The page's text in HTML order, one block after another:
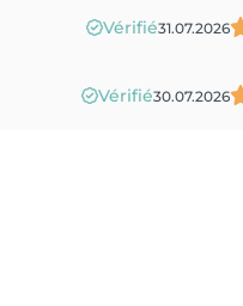
Vérifié31.07.2026
Vérifié30.07.2026